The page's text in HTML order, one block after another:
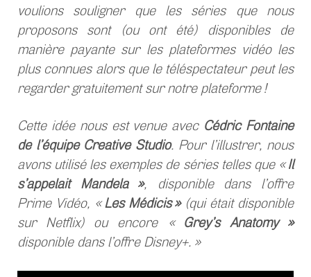
voulions souligner que les séries que nous
proposons sont (ou ont été) disponibles de
manière payante sur les plateformes vidéo les
plus connues alors que le téléspectateur peut les
regarder gratuitement sur notre plateforme !
Cette idée nous est venue avec Cédric Fontaine
de l’équipe Creative Studio. Pour l’illustrer, nous
avons utilisé les exemples de séries telles que «Il
s’appelait Mandela », disponible dans l’offre
Prime Vidéo, «Les Médicis »(qui était disponible
sur Netflix) ou encore « Grey’s Anatomy »
disponible dans l’offre Disney+. »